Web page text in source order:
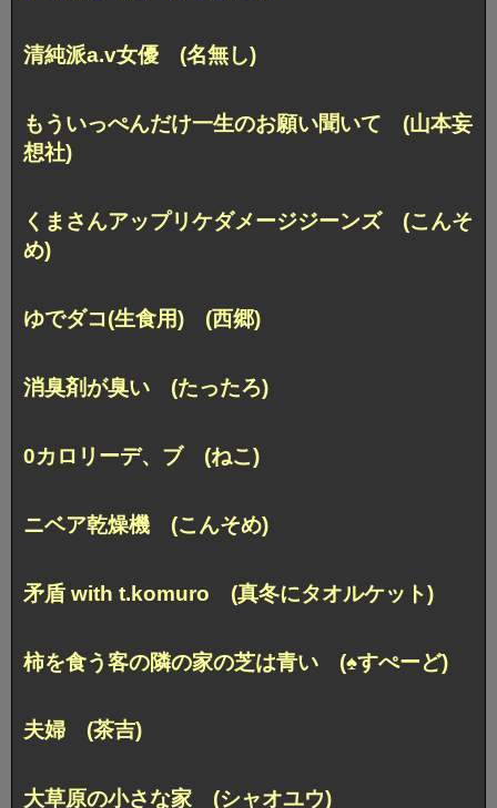
清純派a.v女優 (名無し)
もういっぺんだけ一生のお願い聞いて (山本妄
想社)
くまさんアップリケダメージジーンズ (こんそ
め)
ゆでダコ(生食用) (西郷)
消臭剤が臭い (たったろ)
0カロリーデ、ブ (ねこ)
ニベア乾燥機 (こんそめ)
矛盾 with t.komuro (真冬にタオルケット)
柿を食う客の隣の家の芝は青い (♠すぺーど)
夫婦 (茶吉)
大草原の小さな家 (シャオユウ)